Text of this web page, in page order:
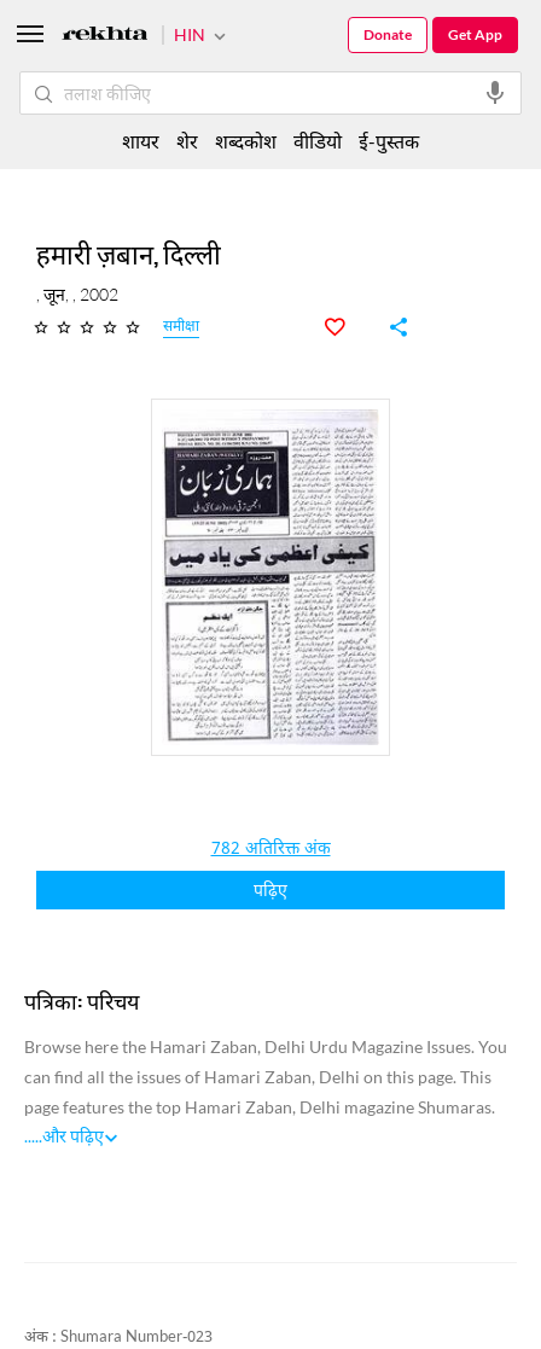
हमारी ज़बान, दिल्ली
, जून, , 2002
समीक्षा
782 अतिरिक्त अंक
पढ़िए
पत्रिका: परिचय
Browse here the Hamari Zaban, Delhi Urdu Magazine Issues. You
can find all the issues of Hamari Zaban, Delhi on this page. This
page features the top Hamari Zaban, Delhi magazine Shumaras.
.....और पढ़िए
अंक : Shumara Number-023
HIN Get App
Donate
शायर शेर शब्दकोश वीडियो ई-पुस्तक